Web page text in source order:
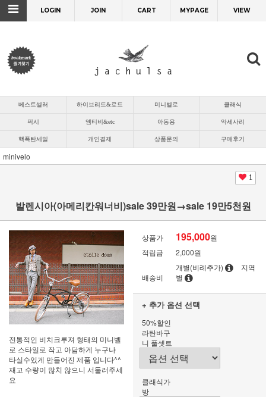
LOGIN JOIN CART MYPAGE VIEW
베스트셀러 하이브리드&로드 미니벨로 클래식
픽시 엠티비&etc 아동용 악세사리
핵폭탄세일 개인결제 상품문의 구매후기
minivelo
1
발렌시아(아메리칸워너비)sale 39만원→sale 19만5천원
전통적인 비치크루져 형태의 미니벨
로 스타일로 작고 아담하게 누구나
타실수있게 만들어진 제품 입니다^^
재고 수량이 많치 않으니 서둘러주세
요
상품가 195,000원
적립금
2,000원
배송비
개별(비례추가)
지역
별
+ 추가 옵션 선택
50%할인
라탄바구
니 풀셋트
클래식가
방